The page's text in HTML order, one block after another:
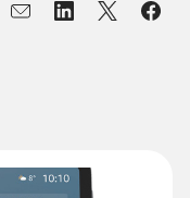
Abrir ventana para
Abrir ventana
Abrir Abrir